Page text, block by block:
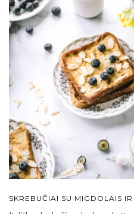
SKREBUČIAI SU MIGDOLAIS